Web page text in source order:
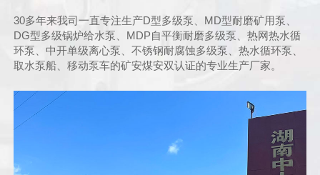
30多年来我司一直专注生产D型多级泵、MD型耐磨矿用泵、
DG型多级锅炉给水泵、MDP自平衡耐磨多级泵、热网热水循
环泵、中开单级离心泵、不锈钢耐腐蚀多级泵、热水循环泵、
取水泵船、移动泵车的矿安煤安双认证的专业生产厂家。